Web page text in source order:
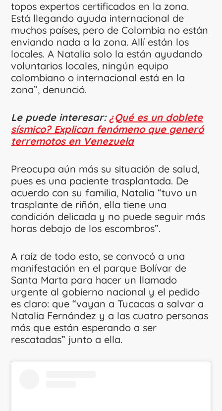
topos expertos certificados en la zona.
Está llegando ayuda internacional de
muchos países, pero de Colombia no están
enviando nada a la zona. Allí están los
locales. A Natalia solo la están ayudando
voluntarios locales, ningún equipo
colombiano o internacional está en la
zona”, denunció.
Le puede interesar:¿Qué es un doblete
sísmico? Explican fenómeno que generó
terremotos en Venezuela
Preocupa aún más su situación de salud,
pues es una paciente trasplantada. De
acuerdo con su familia, Natalia “tuvo un
trasplante de riñón, ella tiene una
condición delicada y no puede seguir más
horas debajo de los escombros”.
A raíz de todo esto, se convocó a una
manifestación en el parque Bolívar de
Santa Marta para hacer un llamado
urgente al gobierno nacional y el pedido
es claro: que “vayan a Tucacas a salvar a
Natalia Fernández y a las cuatro personas
más que están esperando a ser
rescatadas” junto a ella.